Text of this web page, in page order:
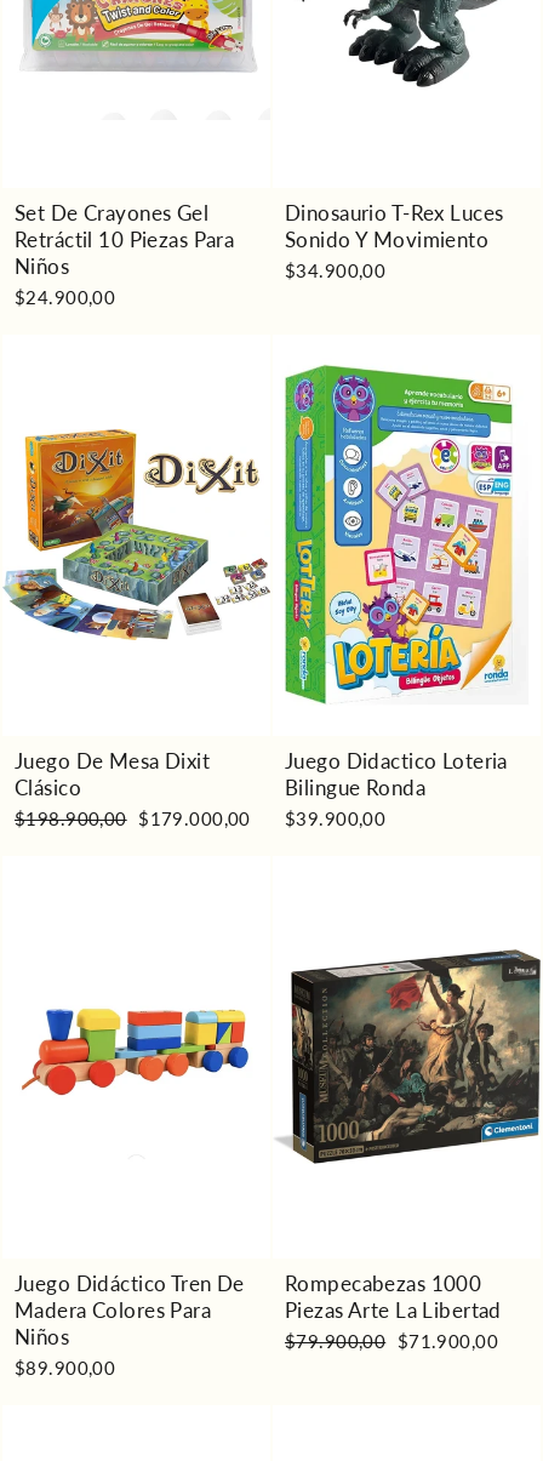
Set De Crayones Gel
Retráctil 10 Piezas Para
Niños
$24.900,00
Dinosaurio T-Rex Luces
Sonido Y Movimiento
$34.900,00
Juego De Mesa Dixit
Clásico
Precio
$198.900,00 Precio
$179.000,00
Juego Didactico Loteria
Bilingue Ronda
$39.900,00
Juego Didáctico Tren De
Madera Colores Para
Niños
$89.900,00
Rompecabezas 1000
Piezas Arte La Libertad
Precio
$79.900,00 Precio
$71.900,00